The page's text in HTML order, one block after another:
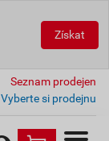
Získat
Seznam prodejen
Vyberte si prodejnu